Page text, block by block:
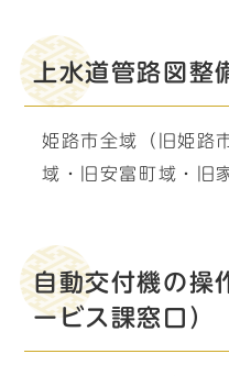
上水道管路図整
姫路市全域（旧姫路
域・旧安富町域・旧
自動交付機の操
ービス課窓口）